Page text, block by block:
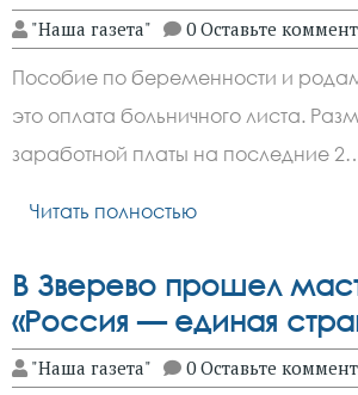
"Наша газета" 0 Оставьте
Пособие по беременности и
это оплата больничного листа.
заработной платы на последние
Читать полностью
В Зверево прошел
«Россия — единая
"Наша газета" 0 Оставьте